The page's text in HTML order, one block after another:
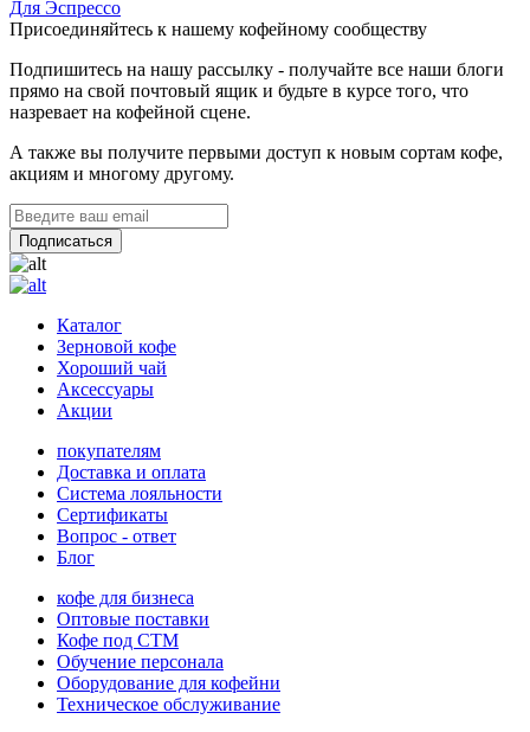
Для Эспрессо
Присоединяйтесь к нашему кофейному сообществу
Подпишитесь на нашу рассылку - получайте все наши блоги
прямо на свой почтовый ящик и будьте в курсе того, что
назревает на кофейной сцене.
А также вы получите первыми доступ к новым сортам кофе,
акциям и многому другому.
Каталог
Зерновой кофе
Хороший чай
Аксессуары
Акции
покупателям
Доставка и оплата
Система лояльности
Сертификаты
Вопрос - ответ
Блог
кофе для бизнеса
Оптовые поставки
Кофе под СТМ
Обучение персонала
Оборудование для кофейни
Техническое обслуживание